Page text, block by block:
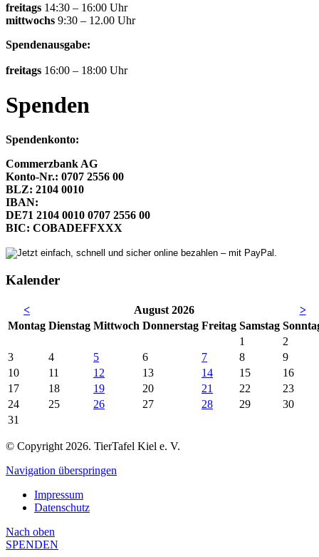
freitags 14:30 – 16:00 Uhr
mittwochs 9:30 – 12.00 Uhr
Spendenausgabe:
freitags 16:00 – 18:00 Uhr
Spenden
Spendenkonto:
Commerzbank AG
Konto-Nr.: 0707 2556 00
BLZ: 2104 0010
IBAN:
DE71 2104 0010 0707 2556 00
BIC: COBADEFFXXX
Kalender
< August 2026
>
Montag Dienstag Mittwoch Donnerstag Freitag Samstag So
1
2
3
4 5 6 7 8
9
10
11 12 13 14 15
16
17
18 19 20 21 22
23
24
25 26 27 28 29
30
31
© Copyright 2026. TierTafel Kiel e. V.
Navigation überspringen
Impressum
Datenschutz
Nach oben
SPENDEN